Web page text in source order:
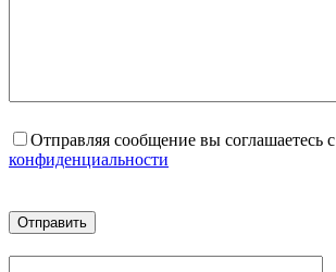
Отправляя сообщение вы соглашаетесь с
конфиденциальности